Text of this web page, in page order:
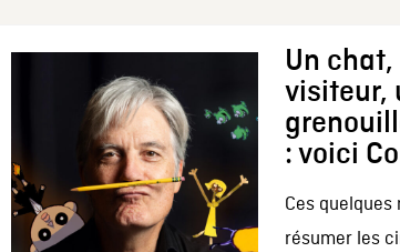
Un
visiteur,
: voici
Ces
résumer les